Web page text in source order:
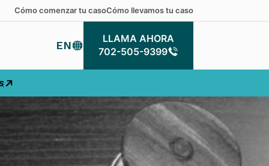
Cómo comenzar tu casoCómo llevamos tu caso
EN
LLAMA AHORA
LLAMA AHORA
702-505-9399